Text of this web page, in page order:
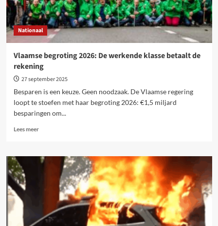
Nationaal
Vlaamse begroting 2026: De werkende klasse betaalt de
rekening
27 september 2025
Besparen is een keuze. Geen noodzaak. De Vlaamse regering
loopt te stoefen met haar begroting 2026: €1,5 miljard
besparingen om...
Lees meerLees
Vlaamse
begroting
werkende
betaalt
de